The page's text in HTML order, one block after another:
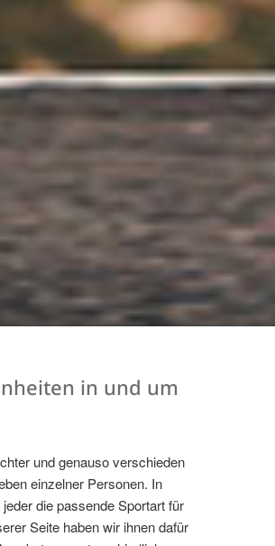
in und um
und genauso verschieden
einzelner Personen. In
die passende Sportart für
Seite haben wir ihnen dafür